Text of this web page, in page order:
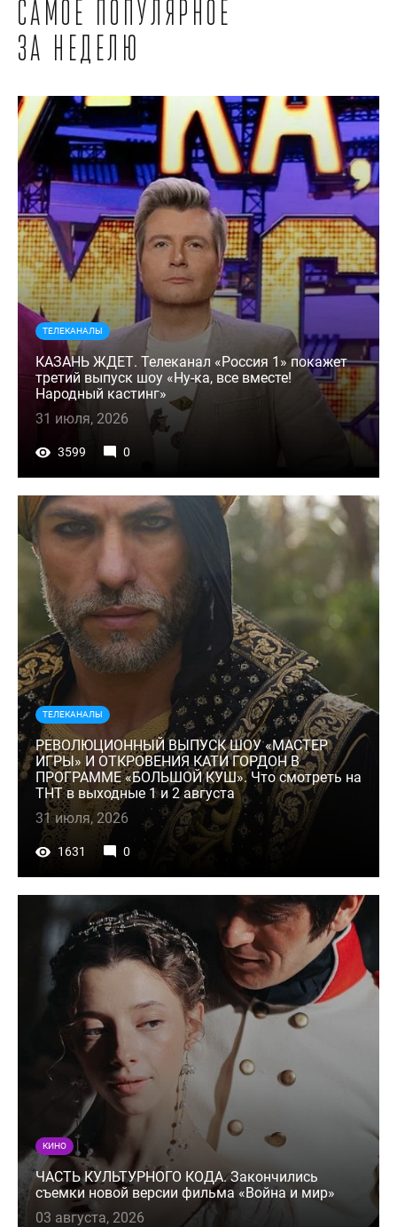
Самое популярное
за неделю
ТЕЛЕКАНАЛЫ
КАЗАНЬ ЖДЕТ. Телеканал «Россия 1» покажет
третий выпуск шоу «Ну-ка, все вместе!
Народный кастинг»
31 июля, 2026
3599 0
ТЕЛЕКАНАЛЫ
РЕВОЛЮЦИОННЫЙ ВЫПУСК ШОУ «МАСТЕР
ИГРЫ» И ОТКРОВЕНИЯ КАТИ ГОРДОН В
ПРОГРАММЕ «БОЛЬШОЙ КУШ». Что смотреть на
ТНТ в выходные 1 и 2 августа
31 июля, 2026
1631 0
КИНО
ЧАСТЬ КУЛЬТУРНОГО КОДА. Закончились
съемки новой версии фильма «Война и мир»
03 августа, 2026